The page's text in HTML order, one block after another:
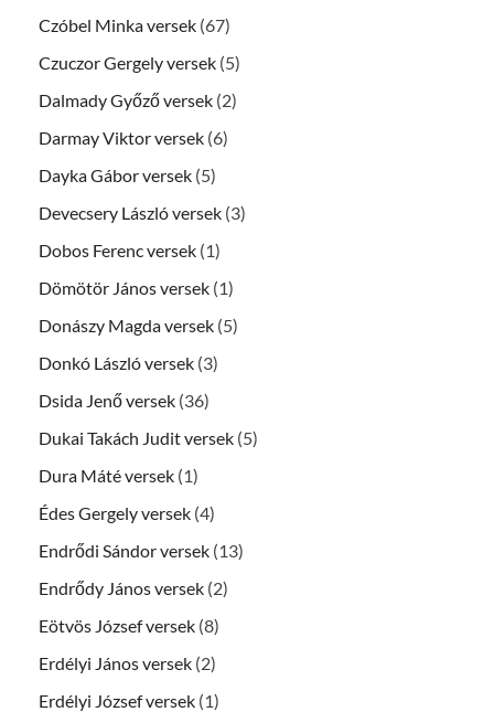
Czóbel Minka versek (67)
Czuczor Gergely versek (5)
Dalmady Győző versek (2)
Darmay Viktor versek (6)
Dayka Gábor versek (5)
Devecsery László versek (3)
Dobos Ferenc versek (1)
Dömötör János versek (1)
Donászy Magda versek (5)
Donkó László versek (3)
Dsida Jenő versek (36)
Dukai Takách Judit versek (5)
Dura Máté versek (1)
Édes Gergely versek (4)
Endrődi Sándor versek (13)
Endrődy János versek (2)
Eötvös József versek (8)
Erdélyi János versek (2)
Erdélyi József versek (1)